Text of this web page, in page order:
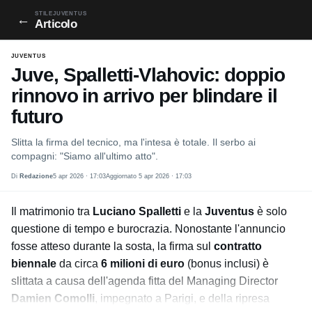
← STILEJUVENTUS
Articolo
JUVENTUS
Juve, Spalletti-Vlahovic: doppio
rinnovo in arrivo per blindare il
futuro
Slitta la firma del tecnico, ma l'intesa è totale. Il serbo ai
compagni: "Siamo all'ultimo atto".
Di Redazione5 apr 2026 · 17:03Aggiornato 5 apr 2026 · 17:03
Il matrimonio tra Luciano Spalletti e la Juventus è solo
questione di tempo e burocrazia. Nonostante l'annuncio
fosse atteso durante la sosta, la firma sul contratto
biennale da circa 6 milioni di euro (bonus inclusi) è
slittata a causa dell'agenda fitta del Managing Director
Damien Comolli, impegnato a Parigi, e della ripresa